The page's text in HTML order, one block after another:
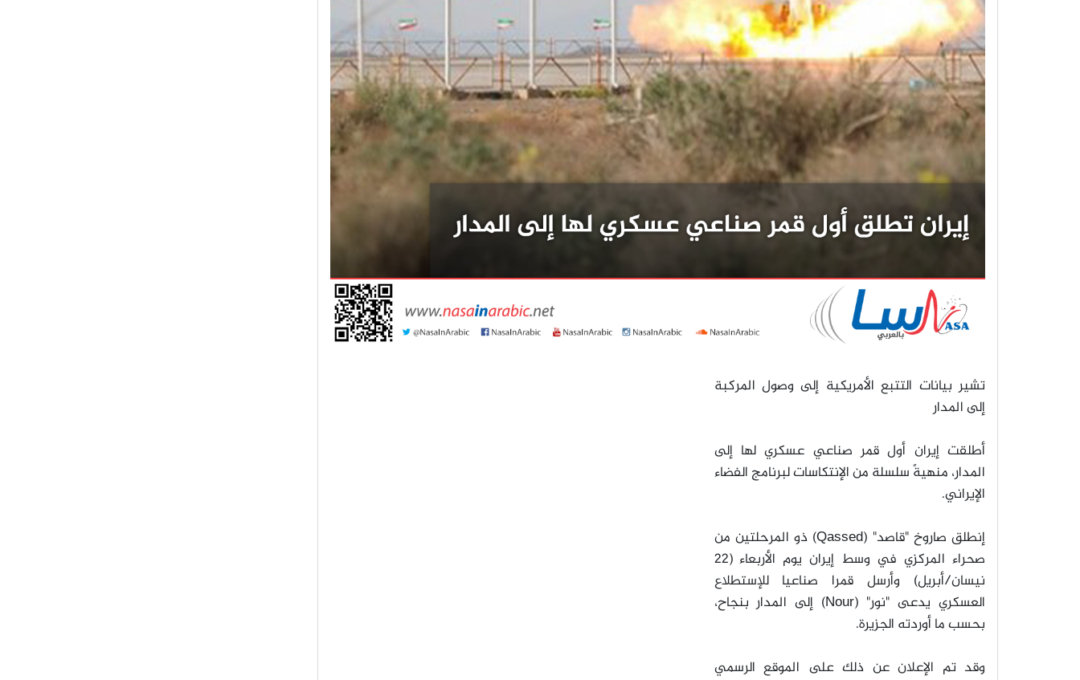
تشير بيانات التتبع الأمريكية إلى وصول المركبة
إلى المدار
أطلقت إيران أول قمر صناعي عسكري لها إلى
المدار، منهيةً سلسلة من الإنتكاسات لبرنامج الفضاء
الإيراني.
إنطلق صاروخ "قاصد" (Qassed)
ذو المرحلتين من
صحراء المركزي في وسط إيران يوم الأربعاء (22
نيسان/أبريل) وأرسل قمرا صناعيا للإستطلاع
العسكري يدعى "نور" (Nour)
إلى المدار بنجاح،
بحسب ما أوردته الجزيرة.
وقد تم الإعلان عن ذلك على الموقع الرسمي